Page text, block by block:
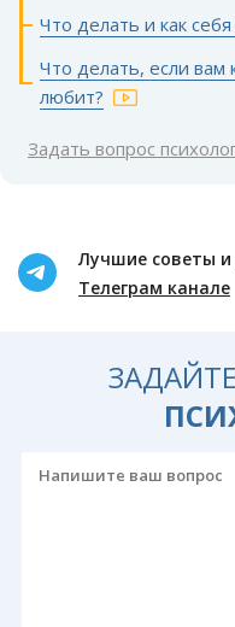
Что делать и как себя
Что делать, если вам
любит?
Задать вопрос
Лучшие советы
Телеграм канале